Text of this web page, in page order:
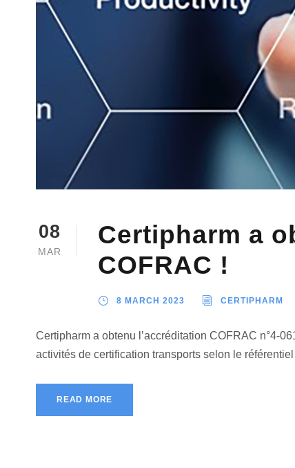
08
MAR
Certipharm a
COFRAC !
8 MARCH 2023 CERTIPHARM
Certipharm a obtenu l’accréditation COFRAC n°4-
activités de certification transports selon le
READ MORE